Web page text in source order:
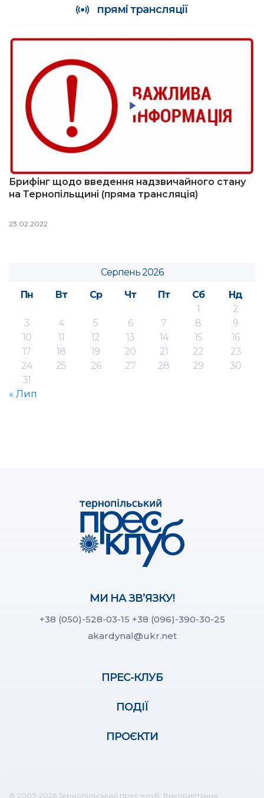
прямі трансляції
Брифінг щодо введення надзвичайного стану
на Тернопільщині (пряма трансляція)
23.02.2022
Серпень 2026
Пн
Вт Ср Чт Пт Сб
Нд
1
2
3
4 5 6 7 8
9
10
11 12 13 14 15
16
17
18 19 20 21 22
23
24
25 26 27 28 29
30
31
« Лип
МИ НА ЗВ’ЯЗКУ!
+38 (050)-528-03-15 +38 (096)-390-30-25
akardynal@ukr.net
ПРЕС-КЛУБ
ПОДІЇ
ПРОЄКТИ
© 2003-2026 Тернопільський прес-клуб. Використання